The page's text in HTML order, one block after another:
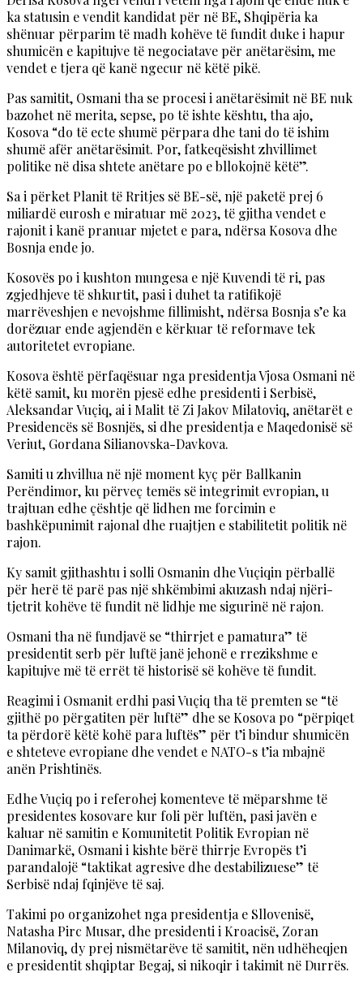
ka statusin e vendit kandidat për në BE, Shqipëria ka
shënuar përparim të madh kohëve të fundit duke i hapur
shumicën e kapitujve të negociatave për anëtarësim, me
vendet e tjera që kanë ngecur në këtë pikë.
Pas samitit, Osmani tha se procesi i anëtarësimit në BE nuk
bazohet në merita, sepse, po të ishte kështu, tha ajo,
Kosova “do të ecte shumë përpara dhe tani do të ishim
shumë afër anëtarësimit. Por, fatkeqësisht zhvillimet
politike në disa shtete anëtare po e bllokojnë këtë”.
Sa i përket Planit të Rritjes së BE-së, një paketë prej 6
miliardë eurosh e miratuar më 2023, të gjitha vendet e
rajonit i kanë pranuar mjetet e para, ndërsa Kosova dhe
Bosnja ende jo.
Kosovës po i kushton mungesa e një Kuvendi të ri, pas
zgjedhjeve të shkurtit, pasi i duhet ta ratifikojë
marrëveshjen e nevojshme fillimisht, ndërsa Bosnja s’e ka
dorëzuar ende agjendën e kërkuar të reformave tek
autoritetet evropiane.
Kosova është përfaqësuar nga presidentja Vjosa Osmani në
këtë samit, ku morën pjesë edhe presidenti i Serbisë,
Aleksandar Vuçiq, ai i Malit të Zi Jakov Milatoviq, anëtarët e
Presidencës së Bosnjës, si dhe presidentja e Maqedonisë së
Veriut, Gordana Silianovska-Davkova.
Samiti u zhvillua në një moment kyç për Ballkanin
Perëndimor, ku përveç temës së integrimit evropian, u
trajtuan edhe çështje që lidhen me forcimin e
bashkëpunimit rajonal dhe ruajtjen e stabilitetit politik në
rajon.
Ky samit gjithashtu i solli Osmanin dhe Vuçiqin përballë
për herë të parë pas një shkëmbimi akuzash ndaj njëri-
tjetrit kohëve të fundit në lidhje me sigurinë në rajon.
Osmani tha në fundjavë se “thirrjet e pamatura” të
presidentit serb për luftë janë jehonë e rrezikshme e
kapitujve më të errët të historisë së kohëve të fundit.
Reagimi i Osmanit erdhi pasi Vuçiq tha të premten se “të
gjithë po përgatiten për luftë” dhe se Kosova po “përpiqet
ta përdorë këtë kohë para luftës” për t’i bindur shumicën
e shteteve evropiane dhe vendet e NATO-s t’ia mbajnë
anën Prishtinës.
Edhe Vuçiq po i referohej komenteve të mëparshme të
presidentes kosovare kur foli për luftën, pasi javën e
kaluar në samitin e Komunitetit Politik Evropian në
Danimarkë, Osmani i kishte bërë thirrje Evropës t’i
parandalojë “taktikat agresive dhe destabilizuese” të
Serbisë ndaj fqinjëve të saj.
Takimi po organizohet nga presidentja e Sllovenisë,
Natasha Pirc Musar, dhe presidenti i Kroacisë, Zoran
Milanoviq, dy prej nismëtarëve të samitit, nën udhëheqjen
e presidentit shqiptar Begaj, si nikoqir i takimit në Durrës.